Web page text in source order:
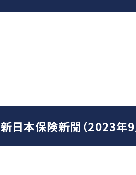
新日本保険新聞（2023年9